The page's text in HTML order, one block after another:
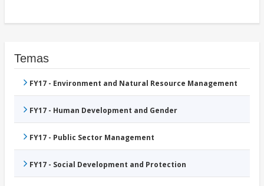
Temas
FY17 - Environment and Natural Resource Management
FY17 - Human Development and Gender
FY17 - Public Sector Management
FY17 - Social Development and Protection